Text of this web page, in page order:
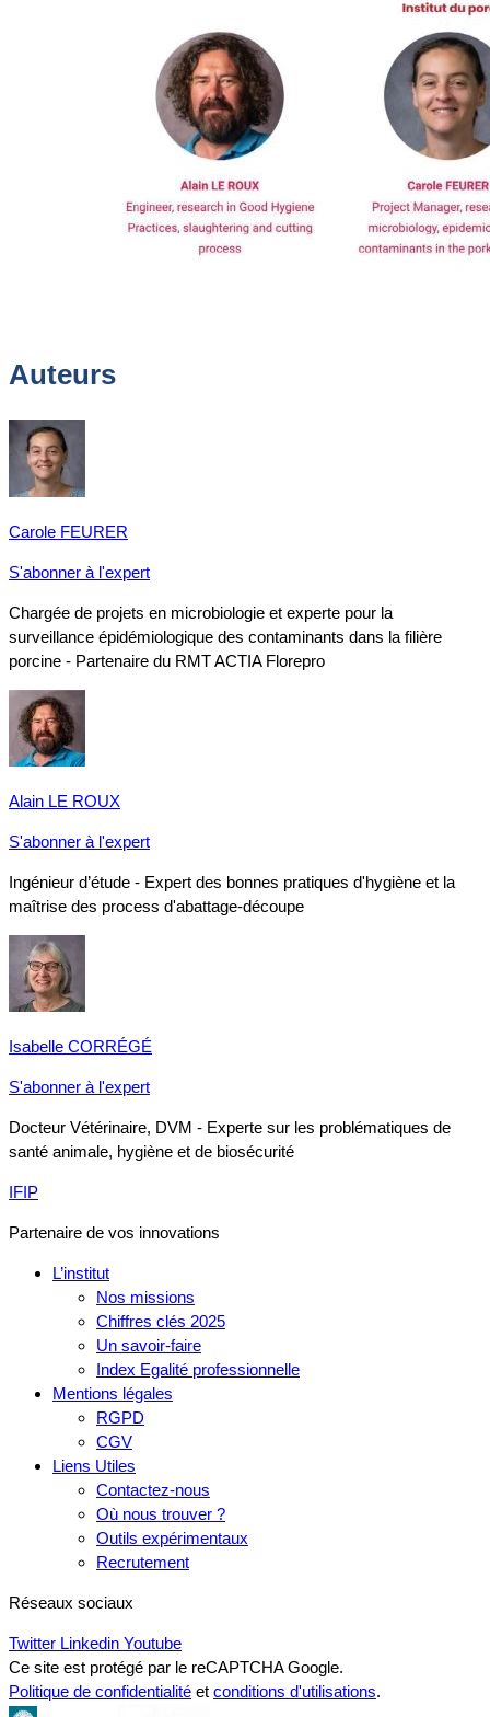
Auteurs
Carole FEURER
S'abonner à l'expert
Chargée de projets en microbiologie et experte pour la
surveillance épidémiologique des contaminants dans la filière
porcine - Partenaire du RMT ACTIA Florepro
Alain LE ROUX
S'abonner à l'expert
Ingénieur d’étude - Expert des bonnes pratiques d'hygiène et la
maîtrise des process d'abattage-découpe
Isabelle CORRÉGÉ
S'abonner à l'expert
Docteur Vétérinaire, DVM - Experte sur les problématiques de
santé animale, hygiène et de biosécurité
IFIP
Partenaire de vos innovations
L’institut
Nos missions
Chiffres clés 2025
Un savoir-faire
Index Egalité professionnelle
Mentions légales
RGPD
CGV
Liens Utiles
Contactez-nous
Où nous trouver ?
Outils expérimentaux
Recrutement
Réseaux sociaux
Twitter Linkedin Youtube
Ce site est protégé par le reCAPTCHA Google.
Politique de confidentialité et conditions d'utilisations.